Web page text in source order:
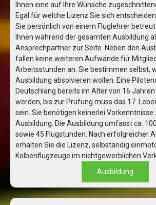
Ihnen eine auf Ihre Wünsche
Egal für welche Lizenz Sie sich
Sie persönlich von einem Fluglehrer
Ihnen während der gesamten Ausbildung
Ansprechpartner zur Seite. Neben den
fallen keine weiteren Aufwände für
Arbeitsstunden an. Sie bestimmen selbst,
Ausbildung absolvieren wollen. Eine
Deutschlang bereits im Alter von 16
werden, bis zur Prüfung muss das 17.
sein. Sie benötigen keinerlei
Ausbildung. Die Ausbildung umfasst ca.
sowie 45 Flugstunden. Nach erfolgreicher
erhalten Sie die Lizenz, selbständig
Kolbenflugzeuge im nichtgewerblichen
Ausbildung